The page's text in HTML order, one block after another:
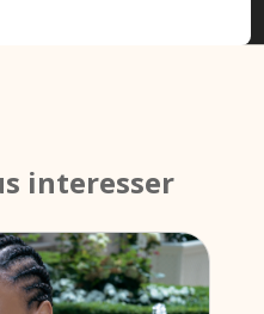
interesser